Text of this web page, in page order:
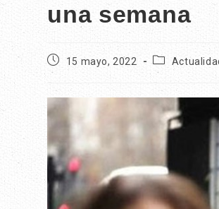
una semana
15 mayo, 2022